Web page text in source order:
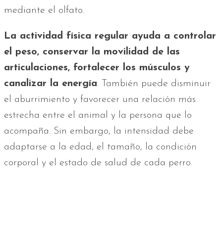
mediante el olfato.
La actividad física regular ayuda a controlar
el peso, conservar la movilidad de las
articulaciones, fortalecer los músculos y
canalizar la energía. También puede disminuir
el aburrimiento y favorecer una relación más
estrecha entre el animal y la persona que lo
acompaña. Sin embargo, la intensidad debe
adaptarse a la edad, el tamaño, la condición
corporal y el estado de salud de cada perro.